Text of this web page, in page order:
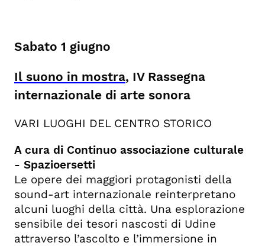
Sabato 1 giugno
Il suono in mostra, IV Rassegna
internazionale di arte sonora
VARI LUOGHI DEL CENTRO STORICO
A cura di Continuo associazione culturale
- Spazioersetti
Le opere dei maggiori protagonisti della
sound-art internazionale reinterpretano
alcuni luoghi della città. Una esplorazione
sensibile dei tesori nascosti di Udine
attraverso l’ascolto e l’immersione in